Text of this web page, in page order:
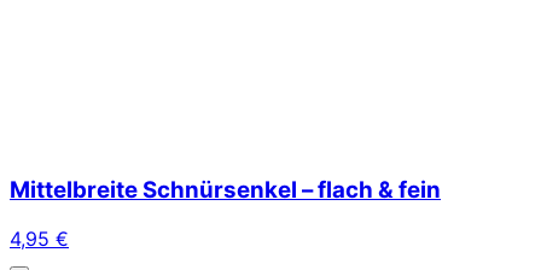
Mittelbreite Schnürsenkel – flach & fein
4,95 €